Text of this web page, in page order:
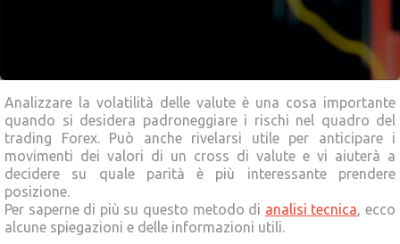
Analizzare la volatilità delle valute è una cosa importante
quando si desidera padroneggiare i rischi nel quadro del
trading Forex. Può anche rivelarsi utile per anticipare i
movimenti dei valori di un cross di valute e vi aiuterà a
decidere su quale parità è più interessante prendere
posizione.
Per saperne di più su questo metodo di analisi tecnica, ecco
alcune spiegazioni e delle informazioni utili.